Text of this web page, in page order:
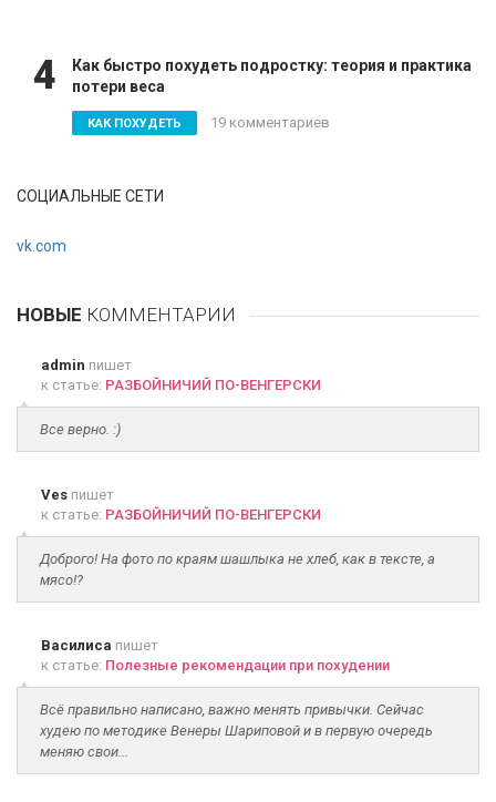
4
Как быстро похудеть подростку: теория и практика
потери веса
КАК ПОХУДЕТЬ 19 комментариев
СОЦИАЛЬНЫЕ СЕТИ
vk.com
НОВЫЕ КОММЕНТАРИИ
admin пишет
к статье: РАЗБОЙНИЧИЙ ПО-ВЕНГЕРСКИ
Все верно. :)
Ves пишет
к статье: РАЗБОЙНИЧИЙ ПО-ВЕНГЕРСКИ
Доброго! На фото по краям шашлыка не хлеб, как в тексте, а
мясо!?
Василиса пишет
к статье: Полезные рекомендации при похудении
Всё правильно написано, важно менять привычки. Сейчас
худею по методике Венеры Шариповой и в первую очередь
меняю свои...